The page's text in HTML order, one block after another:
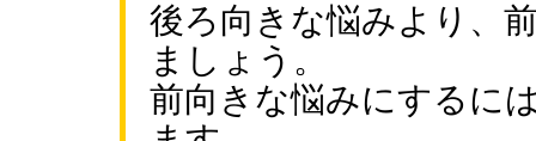
後ろ向きな悩みより、
ましょう。
前向きな悩みにするに